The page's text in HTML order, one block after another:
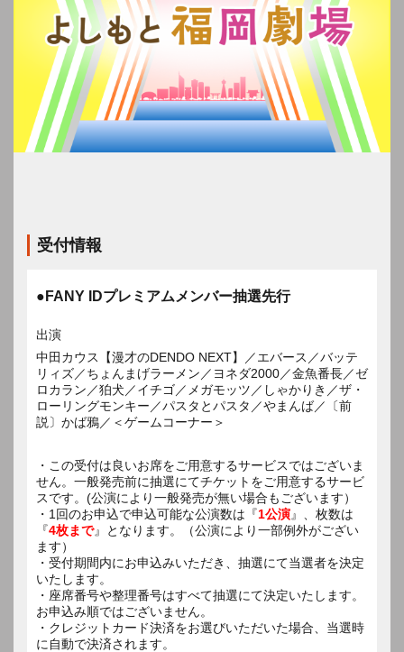
受付情報
●FANY IDプレミアムメンバー抽選先行
出演
中田カウス【漫才のDENDO NEXT】／エバース／バッテ
リィズ／ちょんまげラーメン／ヨネダ2000／金魚番長／ゼ
ロカラン／狛犬／イチゴ／メガモッツ／しゃかりき／ザ・
ローリングモンキー／パスタとパスタ／やまんば／〔前
説〕かば鴉／＜ゲームコーナー＞
・この受付は良いお席をご用意するサービスではございま
せん。一般発売前に抽選にてチケットをご用意するサービ
スです。(公演により一般発売が無い場合もございます）
・1回のお申込で申込可能な公演数は『1公演』、枚数は
『4枚まで』となります。（公演により一部例外がござい
ます）
・受付期間内にお申込みいただき、抽選にて当選者を決定
いたします。
・座席番号や整理番号はすべて抽選にて決定いたします。
お申込み順ではございません。
・クレジットカード決済をお選びいただいた場合、当選時
に自動で決済されます。